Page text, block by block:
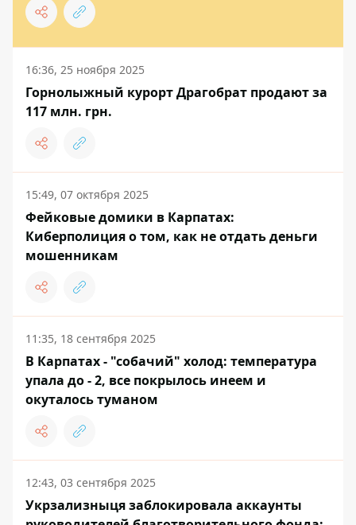
16:36, 25 ноября 2025
Горнолыжный курорт Драгобрат продают за
117 млн. грн.
15:49, 07 октября 2025
Фейковые домики в Карпатах:
Киберполиция о том, как не отдать деньги
мошенникам
11:35, 18 сентября 2025
В Карпатах - "собачий" холод: температура
упала до - 2, все покрылось инеем и
окуталось туманом
12:43, 03 сентября 2025
Укрзализныця заблокировала аккаунты